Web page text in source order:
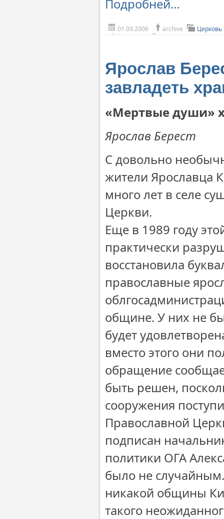
Подробней…
01.09.2006 archive
Ярослав
завладеть
«Мертвые души»
Ярослав Берест
С довольно
жители Ярославца
много лет в селе
Церкви.
Еще в 1989 году
практически
восстановила
православные
общине. У них не
будет
вместо этого они
обращение
быть решен,
сооружения
Православной
подписан
политики ОГА
было не
никакой общины
такого